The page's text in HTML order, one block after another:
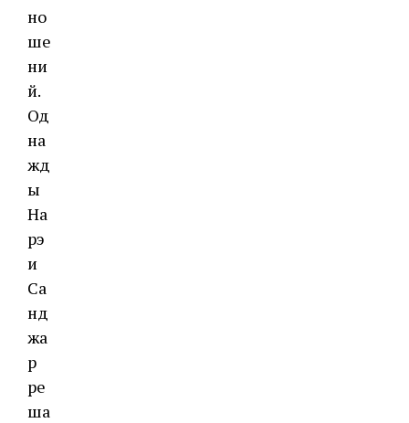
но
ше
ни
й.
Од
на
жд
ы
На
рэ
и
Са
нд
жа
р
ре
ша